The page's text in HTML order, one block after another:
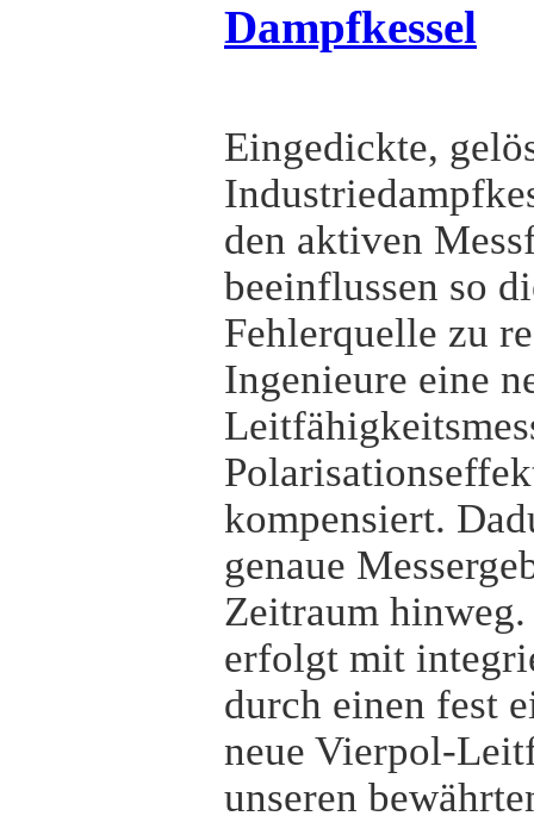
Dampfkessel
Eingedickte,
den aktiven
beeinflussen so
Fehlerquelle zu
Ingenieure eine
kompensiert.
genaue
Zeitraum
erfolgt mit
durch einen fest
neue Vierpol-
unseren